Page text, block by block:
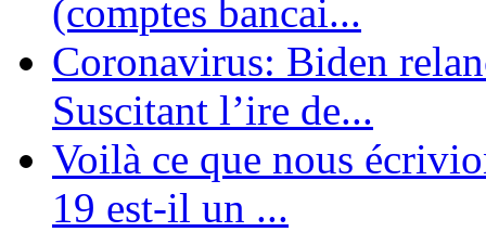
(comptes bancai...
Coronavirus: Biden
Suscitant l’ire de...
Voilà ce que nous
19 est-il un ...